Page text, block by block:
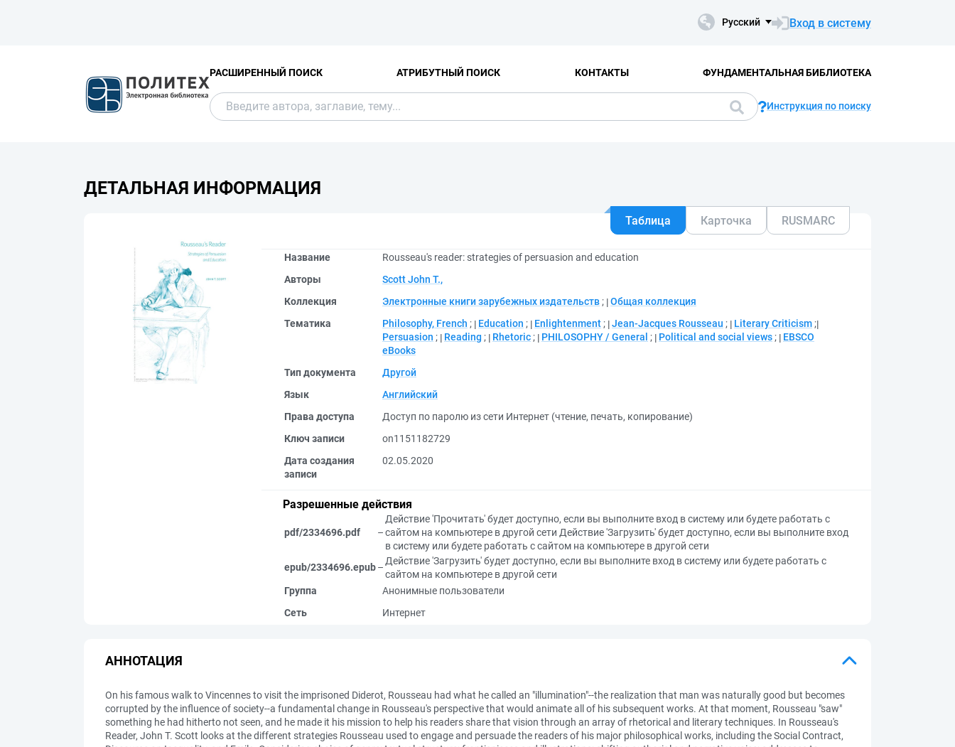
Русский Вход в систему
РАСШИРЕННЫЙ ПОИСК АТРИБУТНЫЙ ПОИСК КОНТАКТЫ ФУНДАМЕНТАЛЬНАЯ БИБЛИОТЕКА
Инструкция по поиску
ДЕТАЛЬНАЯ ИНФОРМАЦИЯ
Таблица Карточка RUSMARC
Название
Rousseau's reader: strategies of persuasion and education
Авторы
Scott John T.,
Коллекция
Электронные книги зарубежных издательств ; Общая коллекция
Тематика
Philosophy, French ; Education ; Enlightenment ; Jean-Jacques Rousseau ; Literary Criticism ;
Persuasion ; Reading ; Rhetoric ; PHILOSOPHY / General ; Political and social views ;
EBSCO
eBooks
Тип документа
Другой
Язык
Английский
Права доступа
Доступ по паролю из сети Интернет (чтение, печать, копирование)
Ключ записи
on1151182729
Дата создания
записи
02.05.2020
Разрешенные действия
pdf/2334696.pdf –
Действие 'Прочитать' будет доступно, если вы выполните вход в систему или будете работать с
сайтом на компьютере в другой сети Действие 'Загрузить' будет доступно, если вы выполните вход
в систему или будете работать с сайтом на компьютере в другой сети
epub/2334696.epub–
Действие 'Загрузить' будет доступно, если вы выполните вход в систему или будете работать с
сайтом на компьютере в другой сети
Группа
Анонимные пользователи
Сеть
Интернет
АННОТАЦИЯ
On his famous walk to Vincennes to visit the imprisoned Diderot, Rousseau had what he called an "illumination"--the realization that man was naturally good but becomes
corrupted by the influence of society--a fundamental change in Rousseau's perspective that would animate all of his subsequent works. At that moment, Rousseau "saw"
something he had hitherto not seen, and he made it his mission to help his readers share that vision through an array of rhetorical and literary techniques. In Rousseau's
Reader, John T. Scott looks at the different strategies Rousseau used to engage and persuade the readers of his major philosophical works, including the Social Contract,